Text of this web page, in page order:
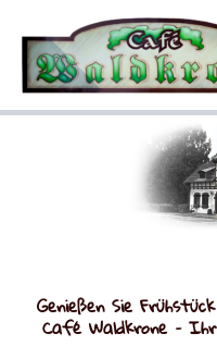
Inhalt
springen
Genießen Sie
Café Waldkrone –